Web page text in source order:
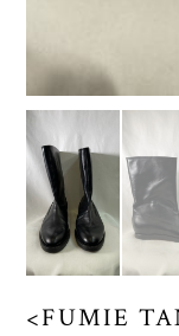
<FUMIE